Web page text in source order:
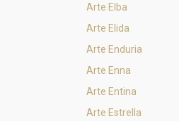
Arte Elba
Arte Elida
Arte Enduria
Arte Enna
Arte Entina
Arte Estrella